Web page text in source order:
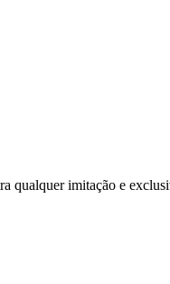
qualquer imitação e